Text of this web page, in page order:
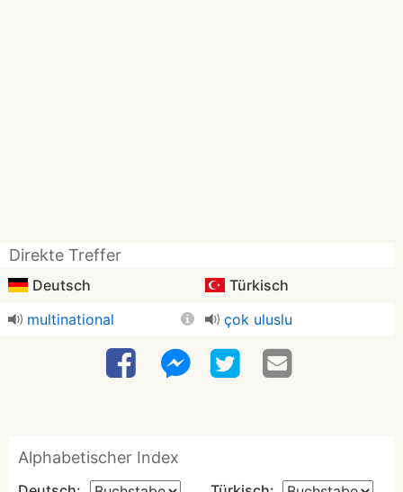
Direkte Treffer
Deutsch
Türkisch
multinational
çok uluslu
Alphabetischer Index